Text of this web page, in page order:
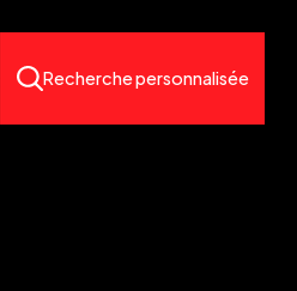
Recherche personnalisée